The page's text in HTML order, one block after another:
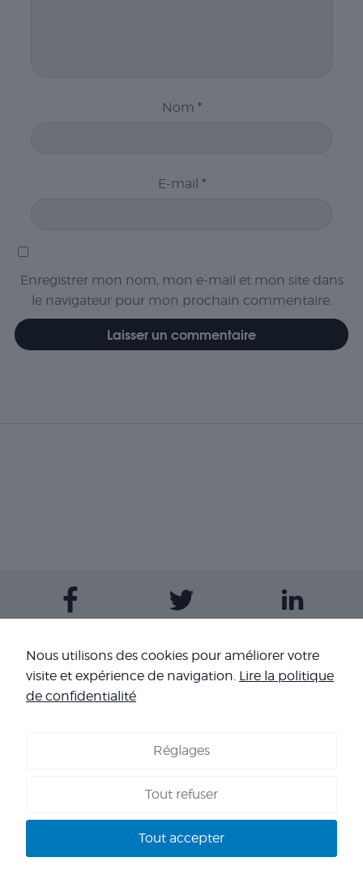
Nom *
E-mail *
Enregistrer mon nom, mon e-mail et mon site dans
le navigateur pour mon prochain commentaire.
Contactez-nous
Copyright 2026 - Corpo’Events Agence événementielle
SIRET : 484 434 477 00036 - TVA : FR70 484 434 477 - RC :
HISCOX HA RCP0278466 - CNIL : 1245532 - AGENT VOYAGES :
IM 013100060
Nous utilisons des cookies pour améliorer votre
visite et expérience de navigation. Lire la politique
de confidentialité
Réglages
Tout refuser
Tout accepter